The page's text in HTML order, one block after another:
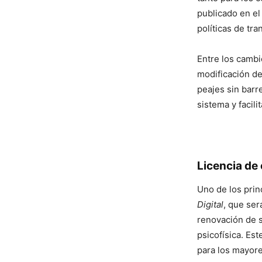
publicado en
políticas de
Entre los
modificación
peajes sin
sistema y
Licencia
Uno de los
Digital, que
renovación de
psicofísica.
para los